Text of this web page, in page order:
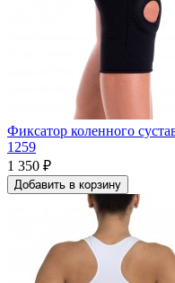
Фиксатор коленного
1259
1 350 ₽
Добавить в корзину